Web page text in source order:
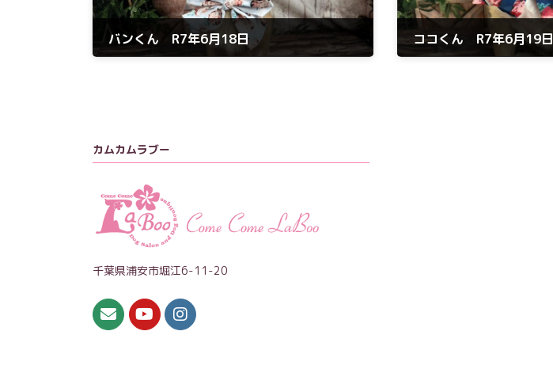
バンくん R7年6月18日 ココくん R7年6月19日
カムカムラブー
千葉県浦安市堀江6-11-20